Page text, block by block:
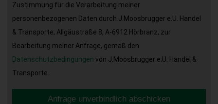
Zustimmung für die Verarbeitung meiner
personenbezogenen Daten durch J.Moosbrugger e.U. Handel
& Transporte, Allgäustraße 8, A-6912 Hörbranz, zur
Bearbeitung meiner Anfrage, gemäß den
Datenschutzbedingungen von J.Moosbrugger e.U. Handel &
Transporte.
Anfrage unverbindlich abschicken